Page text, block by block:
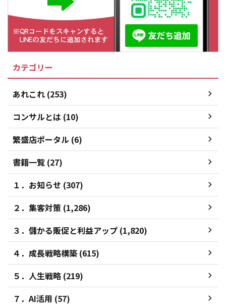
カテゴリー
あれこれ (253)
コンサルとは (10)
繁盛店ポータル (6)
書籍一覧 (27)
１．お知らせ (307)
２．集客対策 (1,286)
３．儲かる販促と利益アップ (1,820)
４．成長戦略構築 (615)
５．人生戦略 (219)
７．AI活用 (57)